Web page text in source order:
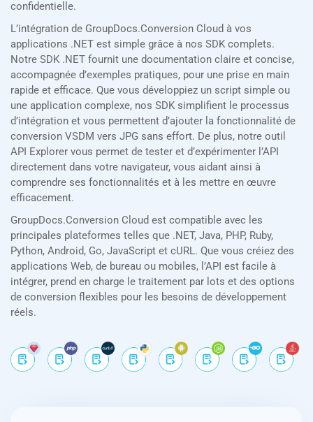
confidentielle.
L’intégration de GroupDocs.Conversion Cloud à vos
applications .NET est simple grâce à nos SDK complets.
Notre SDK .NET fournit une documentation claire et concise,
accompagnée d’exemples pratiques, pour une prise en main
rapide et efficace. Que vous développiez un script simple ou
une application complexe, nos SDK simplifient le processus
d’intégration et vous permettent d’ajouter la fonctionnalité de
conversion VSDM vers JPG sans effort. De plus, notre outil
API Explorer vous permet de tester et d’expérimenter l’API
directement dans votre navigateur, vous aidant ainsi à
comprendre ses fonctionnalités et à les mettre en œuvre
efficacement.
GroupDocs.Conversion Cloud est compatible avec les
principales plateformes telles que .NET, Java, PHP, Ruby,
Python, Android, Go, JavaScript et cURL. Que vous créiez des
applications Web, de bureau ou mobiles, l’API est facile à
intégrer, prend en charge le traitement par lots et des options
de conversion flexibles pour les besoins de développement
réels.